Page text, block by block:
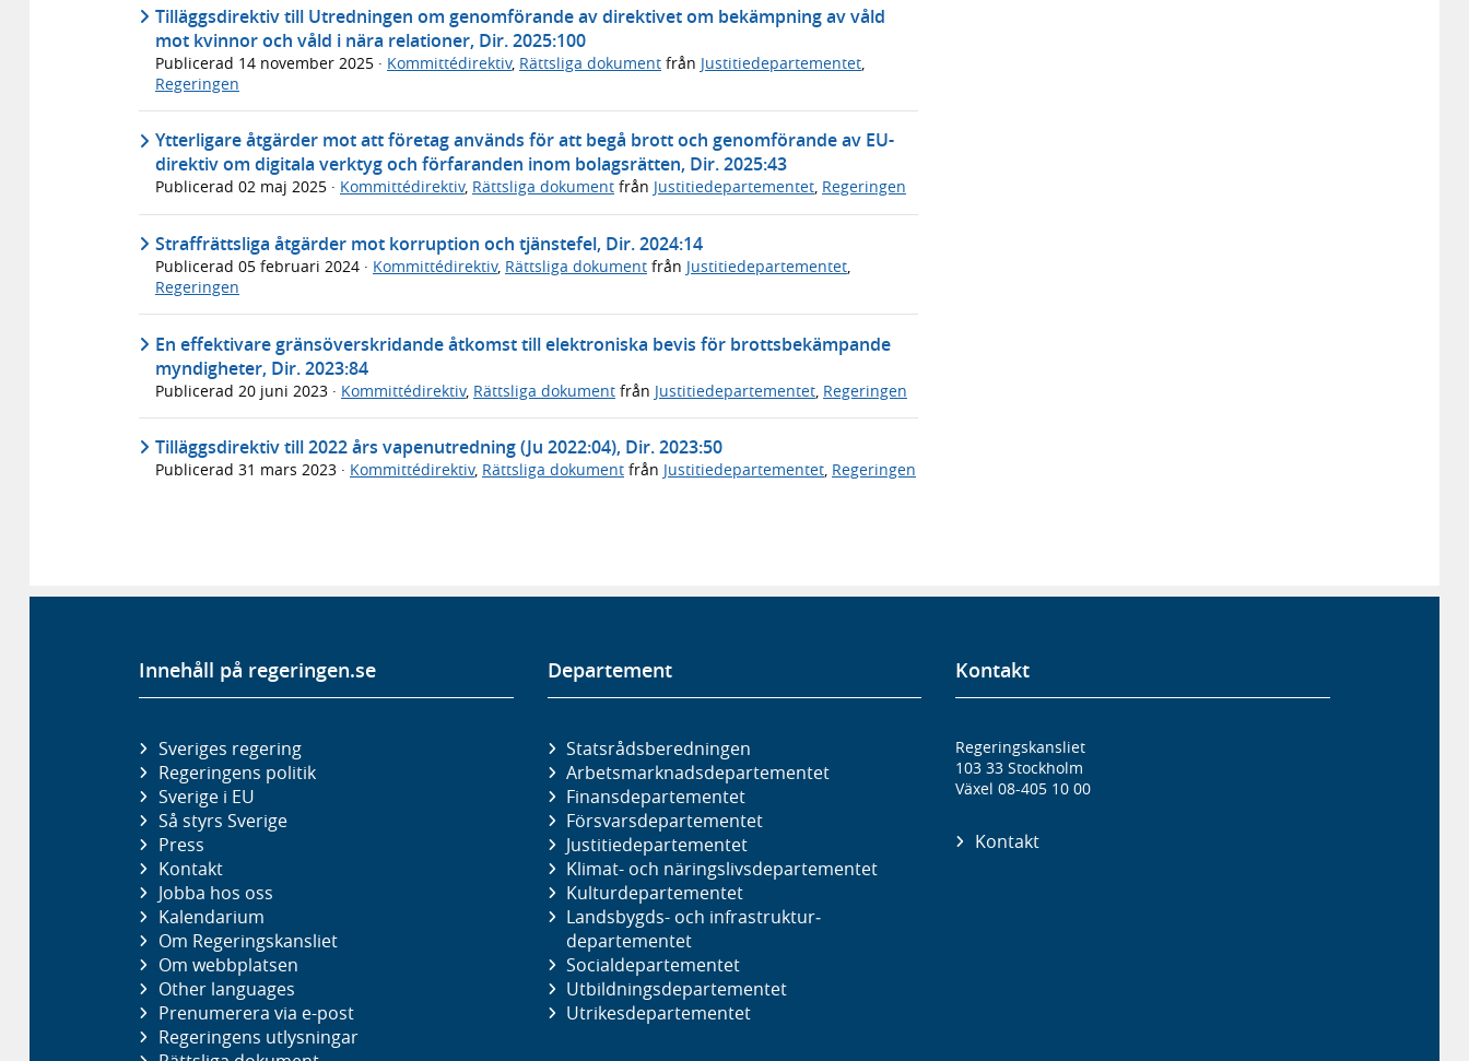
Tilläggsdirektiv till Utredningen om genomförande av direktivet om bekämpning av våld
mot kvinnor och våld i nära relationer, Dir. 2025:100
Publicerad 14 november 2025 · Kommittédirektiv, Rättsliga dokument från Justitiedepartementet
Regeringen
Ytterligare åtgärder mot att företag används för att begå brott och genomförande av EU-
direktiv om digitala verktyg och förfaranden inom bolagsrätten, Dir. 2025:43
Publicerad 02 maj 2025 · Kommittédirektiv, Rättsliga dokument från Justitiedepartementet, Regeringen
Straffrättsliga åtgärder mot korruption och tjänstefel, Dir. 2024:14
Publicerad 05 februari 2024 · Kommittédirektiv, Rättsliga dokument från Justitiedepartementet,
Regeringen
En effektivare gränsöverskridande åtkomst till elektroniska bevis för brottsbekämpande
myndigheter, Dir. 2023:84
Publicerad 20 juni 2023 · Kommittédirektiv, Rättsliga dokument från Justitiedepartementet Regeringen
Tilläggsdirektiv till 2022 års vapenutredning (Ju 2022:04), Dir. 2023:50
Publicerad 31 mars 2023 · Kommittédirektiv, Rättsliga dokument från Justitiedepartementet, Regeringen
Innehåll på regeringen.se
Sveriges regering
Regeringens politik
Sverige i EU
Så styrs Sverige
Press
Kontakt
Jobba hos oss
Kalendarium
Om Regeringskansliet
Om webbplatsen
Other languages
Prenumerera via e-post
Regeringens utlysningar
Departement
Statsrådsberedningen
Arbetsmarknads­departementet
Finans­departementet
Försvars­departementet
Justitie­departementet
Klimat- och näringslivs­departementet
Kultur­departementet
Landsbygds- och infrastruktur­
departementet
Social­departementet
Utbildnings­departementet
Utrikes­departementet
Kontakt
Regeringskansliet
103 33 Stockholm
Växel 08-405 10 00
Kontakt